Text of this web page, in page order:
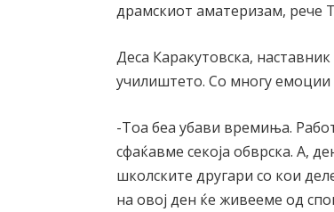
драмскиот аматеризам, рече
Деса Каракутовска,
училиштето. Со многу емоции
-Тоа беа убави времиња.
сфаќавме секоја обврска. А,
школските другари со кои
на овој ден ќе живееме од